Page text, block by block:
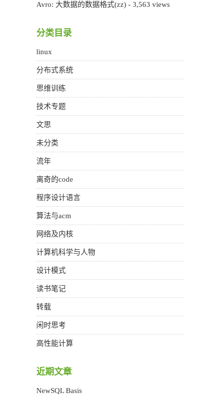
Avro: 大数据的数据格式(zz) - 3,563 views
分类目录
linux
分布式系统
思维训练
技术专题
文思
未分类
流年
离奇的code
程序设计语言
算法与acm
网络及内核
计算机科学与人物
设计模式
读书笔记
转载
闲时思考
高性能计算
近期文章
NewSQL Basis